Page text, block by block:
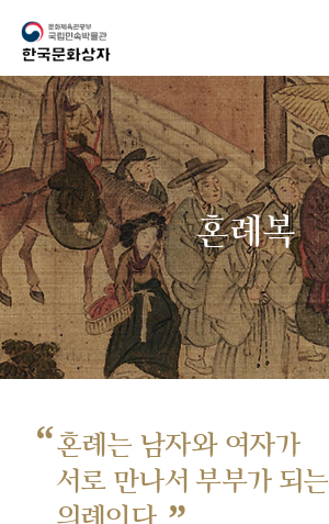
혼례복
“혼례는 남자와 여자가
서로 만나서 부부가 되는